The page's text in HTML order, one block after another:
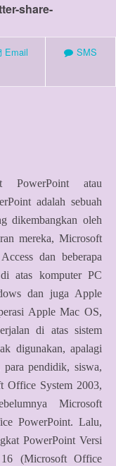
share-
Email SMS
PowerPoint atau
adalah sebuah
dikembangkan oleh
mereka, Microsoft
dan beberapa
atas komputer PC
dan juga Apple
Apple Mac OS,
di atas sistem
digunakan, apalagi
para pendidik, siswa,
Office System 2003,
Microsoft
PowerPoint. Lalu,
PowerPoint Versi
(Microsoft Office